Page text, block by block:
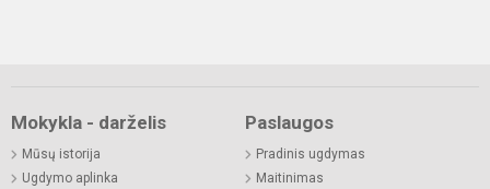
Mokykla - darželis
Mūsų istorija
Ugdymo aplinka
Paslaugos
Pradinis ugdymas
Maitinimas